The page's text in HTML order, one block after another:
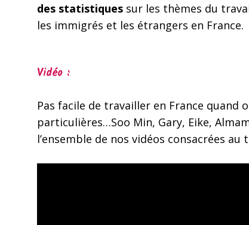
des statistiques sur les thèmes du
les immigrés et les étrangers en France.
Vidéo :
Pas facile de travailler en France quand
particulières…Soo Min, Gary, Eike,
l’ensemble de nos vidéos consacrées au